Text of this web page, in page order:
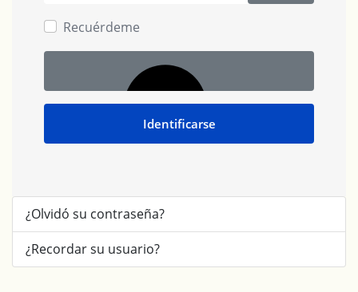
Recuérdeme
Identificarse
¿Olvidó su contraseña?
¿Recordar su usuario?